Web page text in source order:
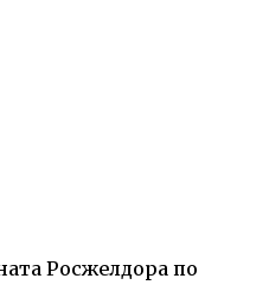
Росжелдора по